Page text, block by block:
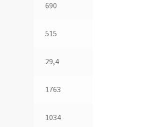
690
515
29,4
1763
1034